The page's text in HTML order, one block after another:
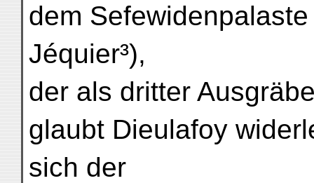
dem
Jéquier³),
der als dritter
glaubt Dieulafoy
sich der